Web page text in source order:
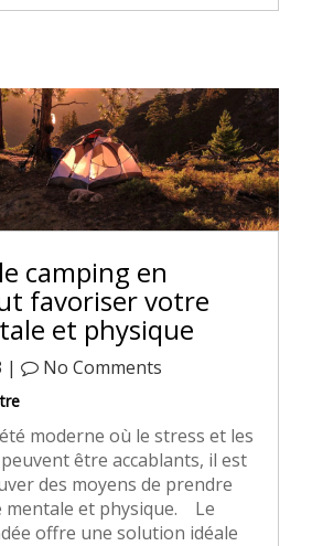
camping en
favoriser votre
et physique
| No Comments
moderne où le stress et les
être accablants, il est
des moyens de prendre
mentale et physique. Le
offre une solution idéale